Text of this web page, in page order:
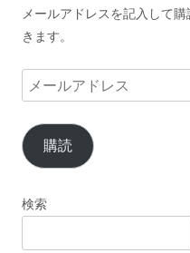
メールアドレスを記入して
きます。
ー
ル
ア
ド
ス
購読
検索